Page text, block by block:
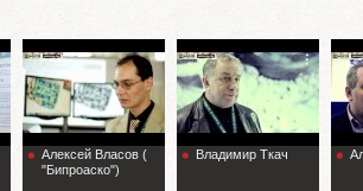
Алексей Власов (
"Бипроаско")
Владимир Ткач